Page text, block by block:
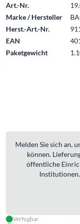
Art.-Nr.
Marke / Hersteller
Herst.-Art.-Nr.
EAN
Paketgewicht
Melden Sie sich an,
können.
öffentliche
Verfügbar